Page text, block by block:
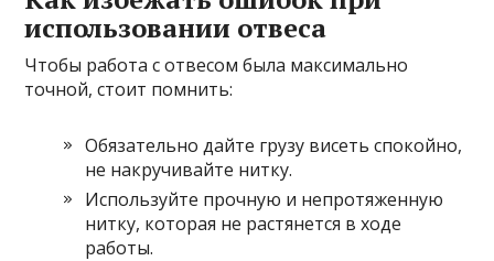
использовании отвеса
Чтобы работа с отвесом была максимально
точной, стоит помнить:
Обязательно дайте грузу висеть спокойно,
не накручивайте нитку.
Используйте прочную и непротяженную
нитку, которая не растянется в ходе
работы.